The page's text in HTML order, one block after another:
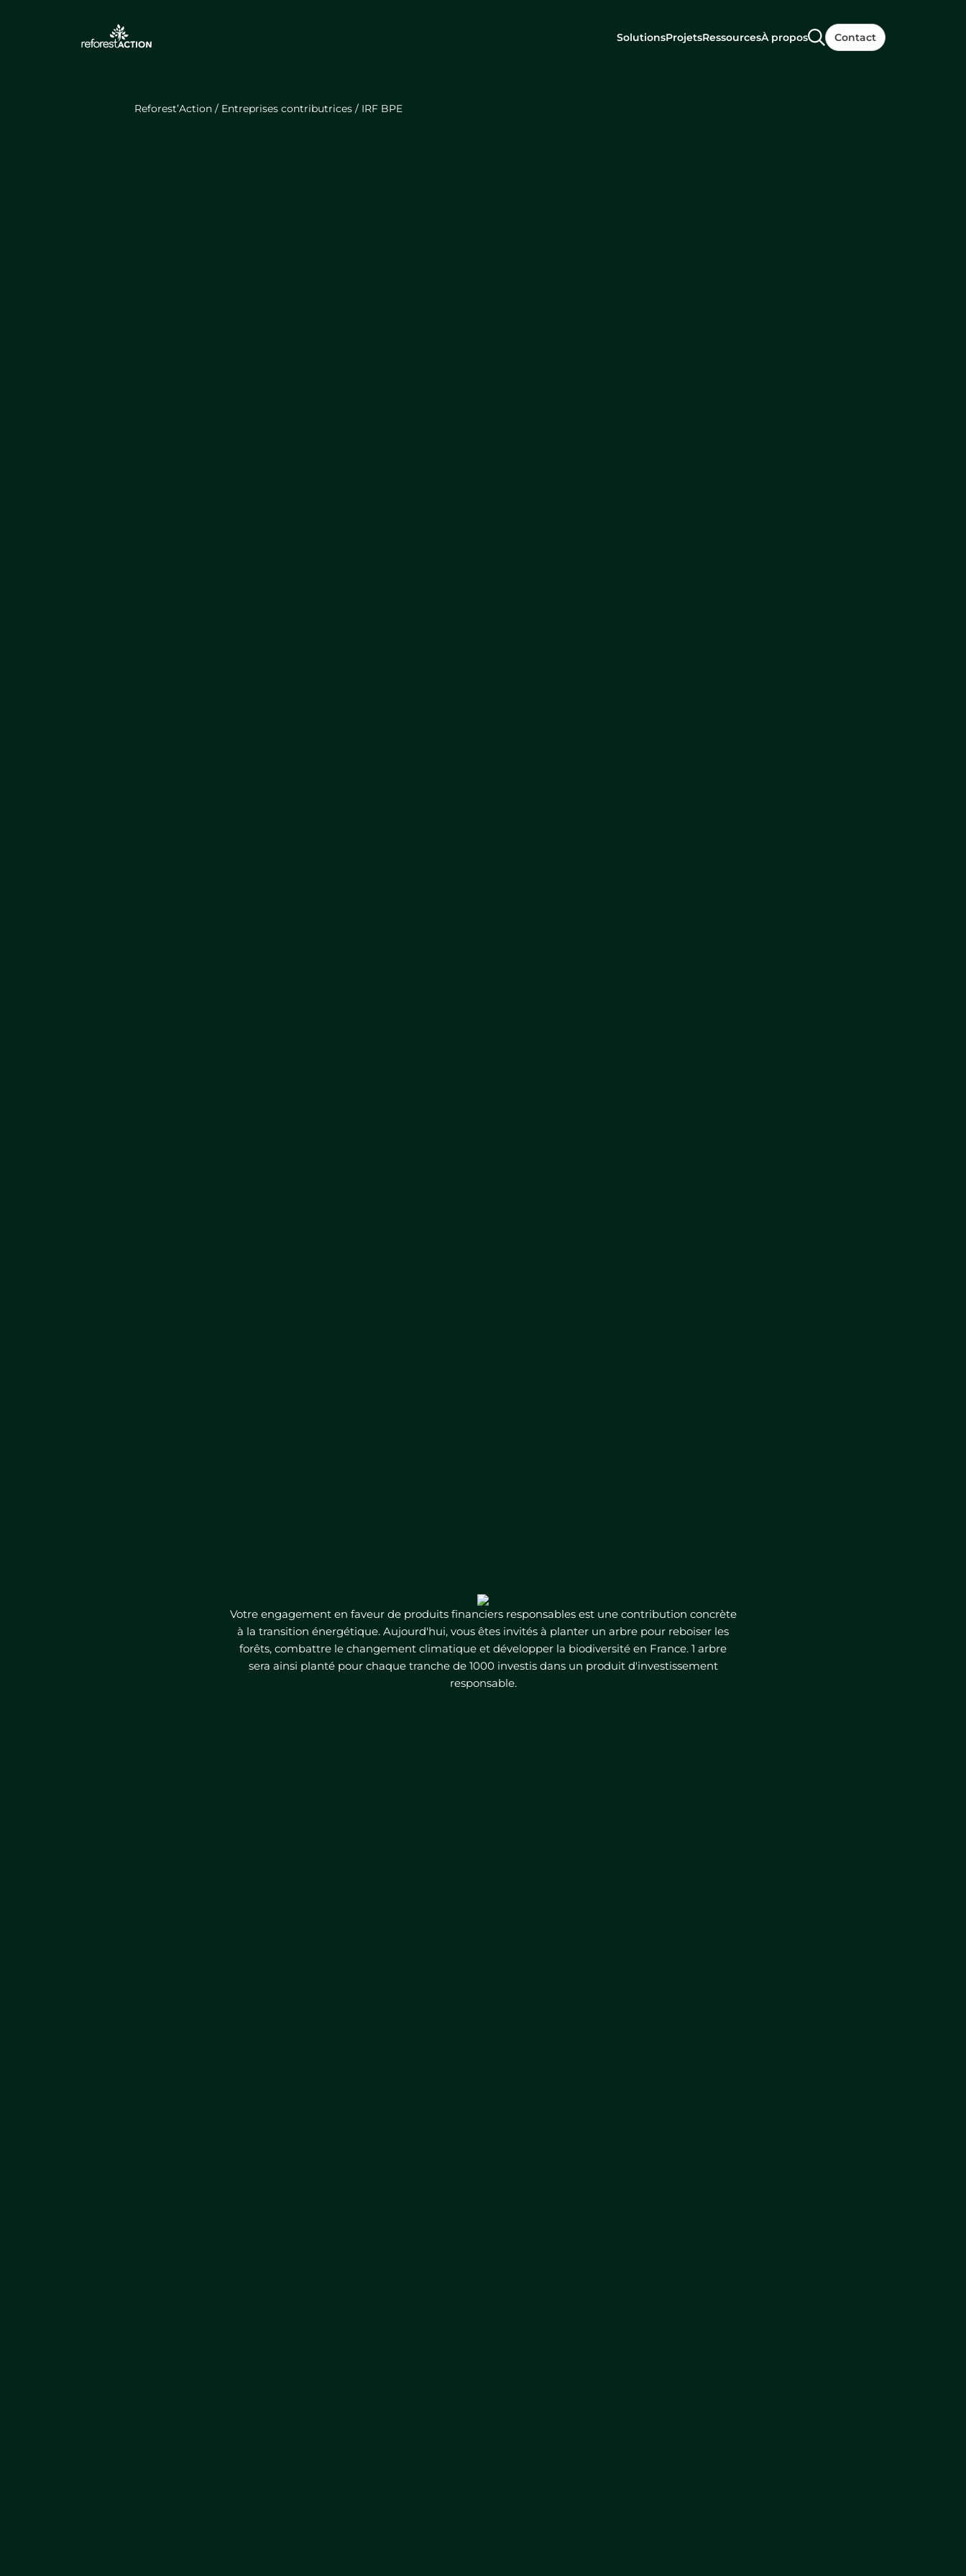
SolutionsProjetsRessourcesÀ propos Contact
Reforest’Action / Entreprises contributrices / IRF BPE
Votre engagement en faveur de produits financiers responsables est une contribution concrète
à la transition énergétique. Aujourd'hui, vous êtes invités à planter un arbre pour reboiser les
forêts, combattre le changement climatique et développer la biodiversité en France. 1 arbre
sera ainsi planté pour chaque tranche de 1000 investis dans un produit d'investissement
responsable.